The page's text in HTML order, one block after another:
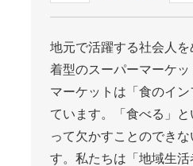
地元で活躍する社会人
着型のスーパーマーケ
マーケットは「食のイ
ています。「食べる」
って欠かすことのでき
す。私たちは「地域生